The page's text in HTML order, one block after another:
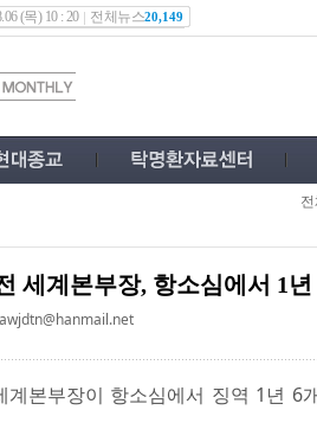
(목) 10 : 20 전체뉴스20,149
전
세계본부장, 항소심에서 1
계본부장이 항소심에서 징역 1년 6